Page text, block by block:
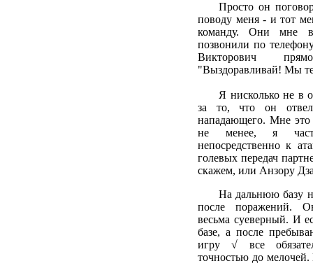
Просто он
поводу меня - и тот
команду. Они мне
позвонили по
Викторович
"Выздоравливай! Мы
Я нисколько не в
за то, что он
нападающего. Мне
не менее, я
непосредственно к
голевых передач
скажем, или Анзору
На дальнюю базу
после поражений.
весьма суеверный. И
базе, а после
игру √ все
точностью до мелочей.